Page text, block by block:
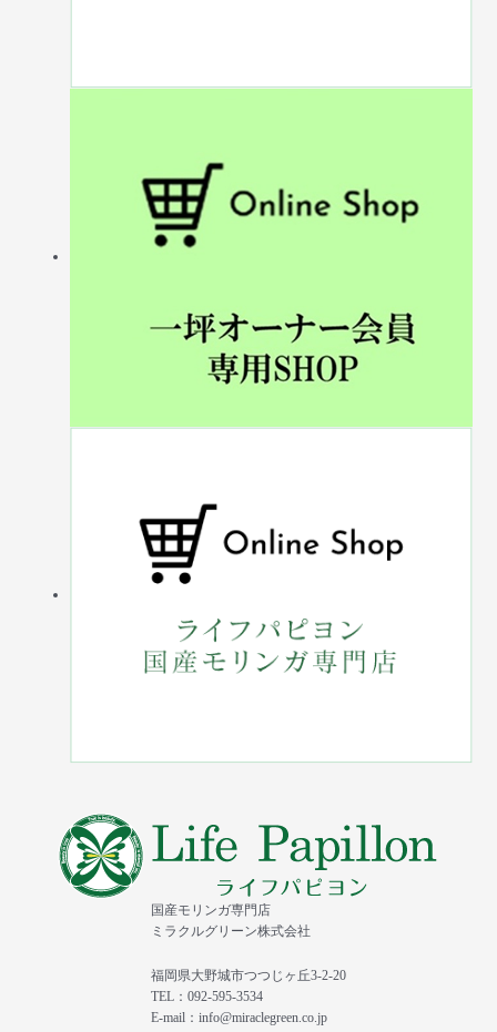
国産モリンガ専門店
ミラクルグリーン株式会社
福岡県大野城市つつじヶ丘3-2-20
TEL：092-595-3534
E-mail：info@miraclegreen.co.jp